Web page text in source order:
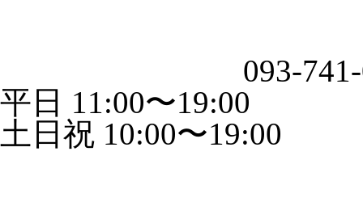
093-
平日 11:00〜19:00
土日祝 10:00〜19:00